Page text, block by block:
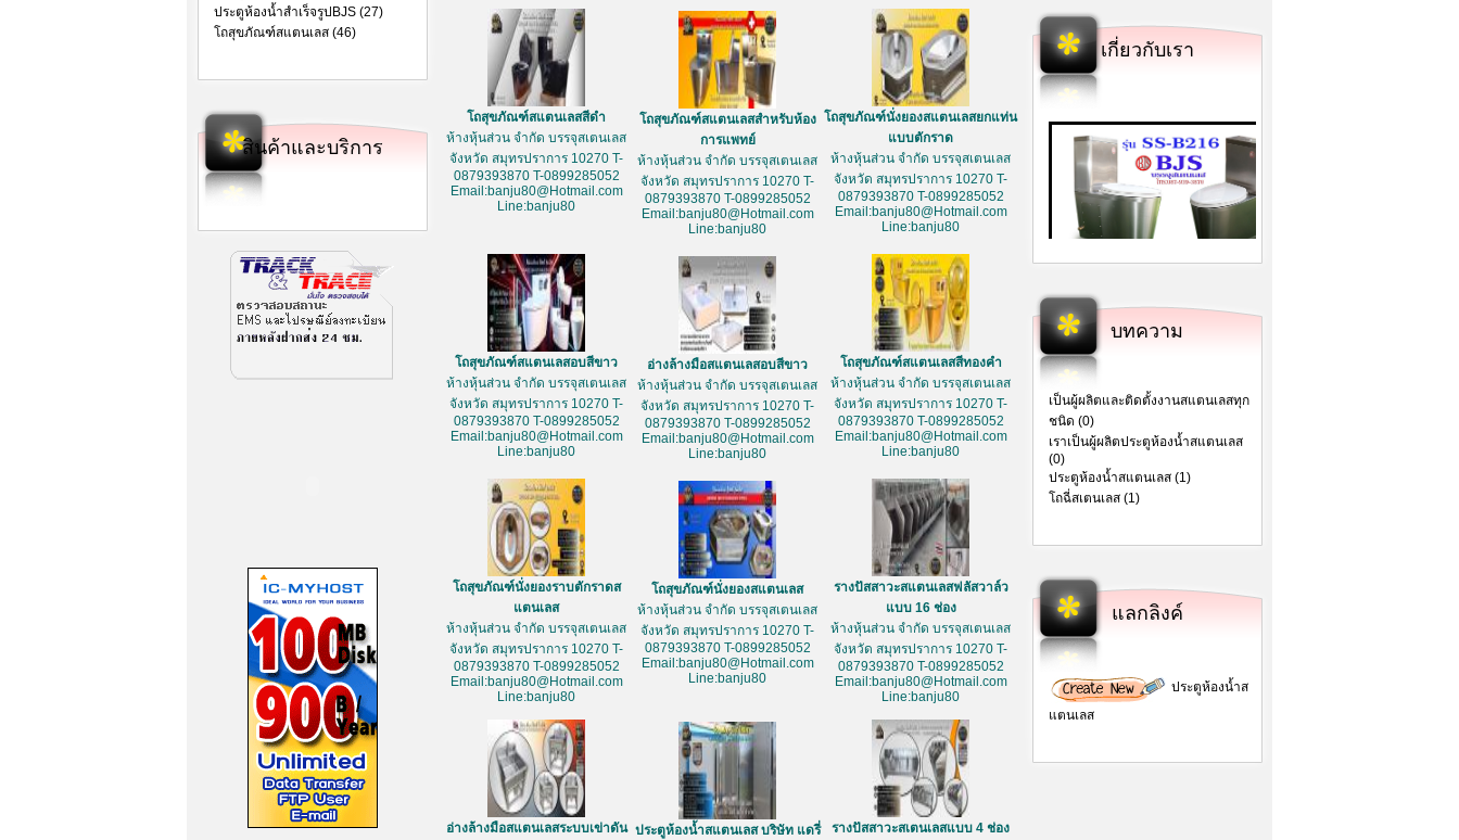
ประตูห้องน้ำสำเร็จรูปBJS (27)
โถสุขภัณฑ์สแตนเลส (46)
สินค้าและบริการ
โถสุขภัณฑ์สแตนเลสสีดำ
ห้างหุ้นส่วน จำกัด บรรจุสเตนเลส
จังหวัด สมุทรปราการ 10270 T-
0879393870 T-0899285052
Email:banju80@Hotmail.com
Line:banju80
โถสุขภัณฑ์สแตนเลสสำหรับห้อง
การแพทย์
ห้างหุ้นส่วน จำกัด บรรจุสเตนเลส
จังหวัด สมุทรปราการ 10270 T-
0879393870 T-0899285052
Email:banju80@Hotmail.com
Line:banju80
โถสุขภัณฑ์นั่งยองสแตนเลสยกแท่น
แบบตักราด
ห้างหุ้นส่วน จำกัด บรรจุสเตนเลส
จังหวัด สมุทรปราการ 10270 T-
0879393870 T-0899285052
Email:banju80@Hotmail.com
Line:banju80
โถสุขภัณฑ์สแตนเลสอบสีขาว
ห้างหุ้นส่วน จำกัด บรรจุสเตนเลส
จังหวัด สมุทรปราการ 10270 T-
0879393870 T-0899285052
Email:banju80@Hotmail.com
Line:banju80
อ่างล้างมือสแตนเลสอบสีขาว
ห้างหุ้นส่วน จำกัด บรรจุสเตนเลส
จังหวัด สมุทรปราการ 10270 T-
0879393870 T-0899285052
Email:banju80@Hotmail.com
Line:banju80
โถสุขภัณฑ์สแตนเลสสีทองคำ
ห้างหุ้นส่วน จำกัด บรรจุสเตนเลส
จังหวัด สมุทรปราการ 10270 T-
0879393870 T-0899285052
Email:banju80@Hotmail.com
Line:banju80
โถสุขภัณฑ์นั่งยองราบตักราดส
แตนเลส
ห้างหุ้นส่วน จำกัด บรรจุสเตนเลส
จังหวัด สมุทรปราการ 10270 T-
0879393870 T-0899285052
Email:banju80@Hotmail.com
Line:banju80
โถสุขภัณฑ์นั่งยองสแตนเลส
ห้างหุ้นส่วน จำกัด บรรจุสเตนเลส
จังหวัด สมุทรปราการ 10270 T-
0879393870 T-0899285052
Email:banju80@Hotmail.com
Line:banju80
รางปัสสาวะสแตนเลสฟลัสวาล์ว
แบบ 16 ช่อง
ห้างหุ้นส่วน จำกัด บรรจุสเตนเลส
จังหวัด สมุทรปราการ 10270 T-
0879393870 T-0899285052
Email:banju80@Hotmail.com
Line:banju80
อ่างล้างมือสแตนเลสระบบเข่าดัน ประตูห้องน้ำสแตนเลส บริษัท แดรี่
รางปัสสาวะสเตนเลสแบบ 4 ช่อง
เกี่ยวกับเรา
บทความ
เป็นผู้ผลิตและติดตั้งงานสแตนเลสทุก
ชนิด (0)
เราเป็นผู้ผลิตประตูห้องน้ำสแตนเลส
(0)
ประตูห้องน้ำสแตนเลส (1)
โถฉี่สเตนเลส (1)
แลกลิงค์
ประตูห้องน้ำส
แตนเลส